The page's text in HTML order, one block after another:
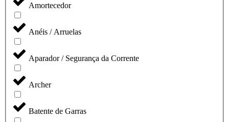
Amortecedor
Anéis / Arruelas
Aparador / Segurança da Corrente
Archer
Batente de Garras